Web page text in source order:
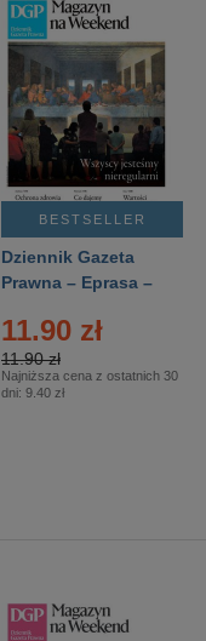
BESTSELLER
Dziennik Gazeta
Prawna – Eprasa –
11.90 zł
11.90 zł
Najniższa cena z ostatnich 30
dni: 9.40 zł